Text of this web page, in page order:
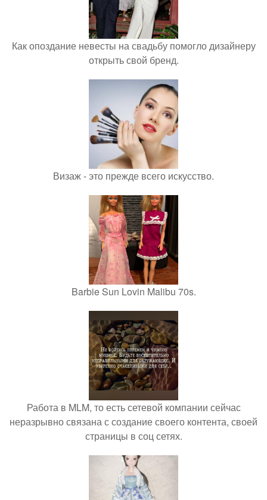
Как опоздание невесты на свадьбу помогло дизайнеру
открыть свой бренд.
Визаж - это прежде всего искусство.
Barbie Sun Lovin Malibu 70s.
Работа в MLM, то есть сетевой компании сейчас
неразрывно связана с создание своего контента, своей
страницы в соц сетях.